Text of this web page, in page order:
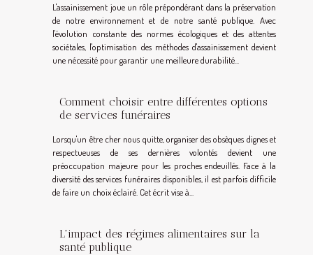
L'assainissement joue un rôle prépondérant dans la préservation
de notre environnement et de notre santé publique. Avec
l'évolution constante des normes écologiques et des attentes
sociétales, l'optimisation des méthodes d'assainissement devient
une nécessité pour garantir une meilleure durabilité...
Comment choisir entre différentes options
de services funéraires
Lorsqu'un être cher nous quitte, organiser des obsèques dignes et
respectueuses de ses dernières volontés devient une
préoccupation majeure pour les proches endeuillés. Face à la
diversité des services funéraires disponibles, il est parfois difficile
de faire un choix éclairé. Cet écrit vise à...
L'impact des régimes alimentaires sur la
santé publique